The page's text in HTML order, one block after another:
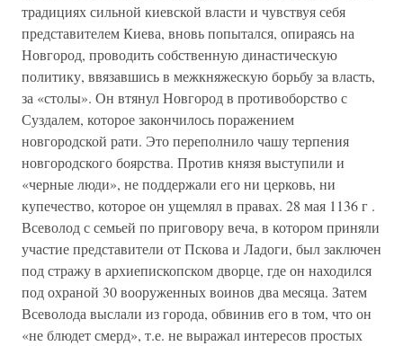
традициях сильной киевской власти и чувствуя себя
представителем Киева, вновь попытался, опираясь на
Новгород, проводить собственную династическую
политику, ввязавшись в межкняжескую борьбу за власть,
за «столы». Он втянул Новгород в противоборство с
Суздалем, которое закончилось поражением
новгородской рати. Это переполнило чашу терпения
новгородского боярства. Против князя выступили и
«черные люди», не поддержали его ни церковь, ни
купечество, которое он ущемлял в правах. 28 мая 1136 г .
Всеволод с семьей по приговору веча, в котором приняли
участие представители от Пскова и Ладоги, был заключен
под стражу в архиепископском дворце, где он находился
под охраной 30 вооруженных воинов два месяца. Затем
Всеволода выслали из города, обвинив его в том, что он
«не блюдет смерд», т.е. не выражал интересов простых